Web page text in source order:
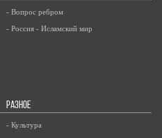
- Вопрос ребром
- Россия - Исламский мир
РАЗНОЕ
- Культура